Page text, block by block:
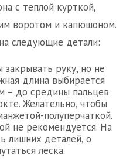
с теплой курткой,
воротом и капюшоном.
следующие детали:
руку, но не
длина выбирается
– до средины пальцев
Желательно, чтобы
полуперчаткой.
не рекомендуется. На
лишних деталей, о
леска.